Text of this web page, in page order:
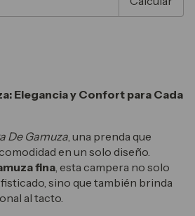
Elegancia y Confort para Cada
De Gamuza , una prenda que
en un solo diseño.
fina , esta campera no solo
sino que también brinda
al tacto.